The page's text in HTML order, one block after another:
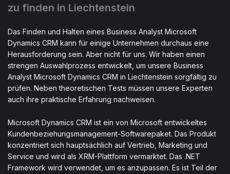
zu finden in Liechtenstein
Das Finden und Halten eines Business Analyst Microsoft
Dynamics CRM kann für einige Unternehmen durchaus eine
Herausforderung sein. Aber nicht für uns. Wir haben einen
strengen Auswahlprozess entwickelt, um unsere Business
Analyst Microsoft Dynamics CRM in Liechtenstein sorgfältig zu
prüfen. Neben theoretischen Tests müssen unsere Experten
auch ihre praktische Erfahrung nachweisen.
Microsoft Dynamics CRM ist ein von Microsoft entwickeltes
Kundenbeziehungsmanagement-Softwarepaket. Das Produkt
konzentriert sich hauptsächlich auf Vertrieb, Marketing und
Service und wird als XRM-Plattform vermarktet. Das .NET
Framework wird verwendet, um es anzupassen. Es ist Teil der